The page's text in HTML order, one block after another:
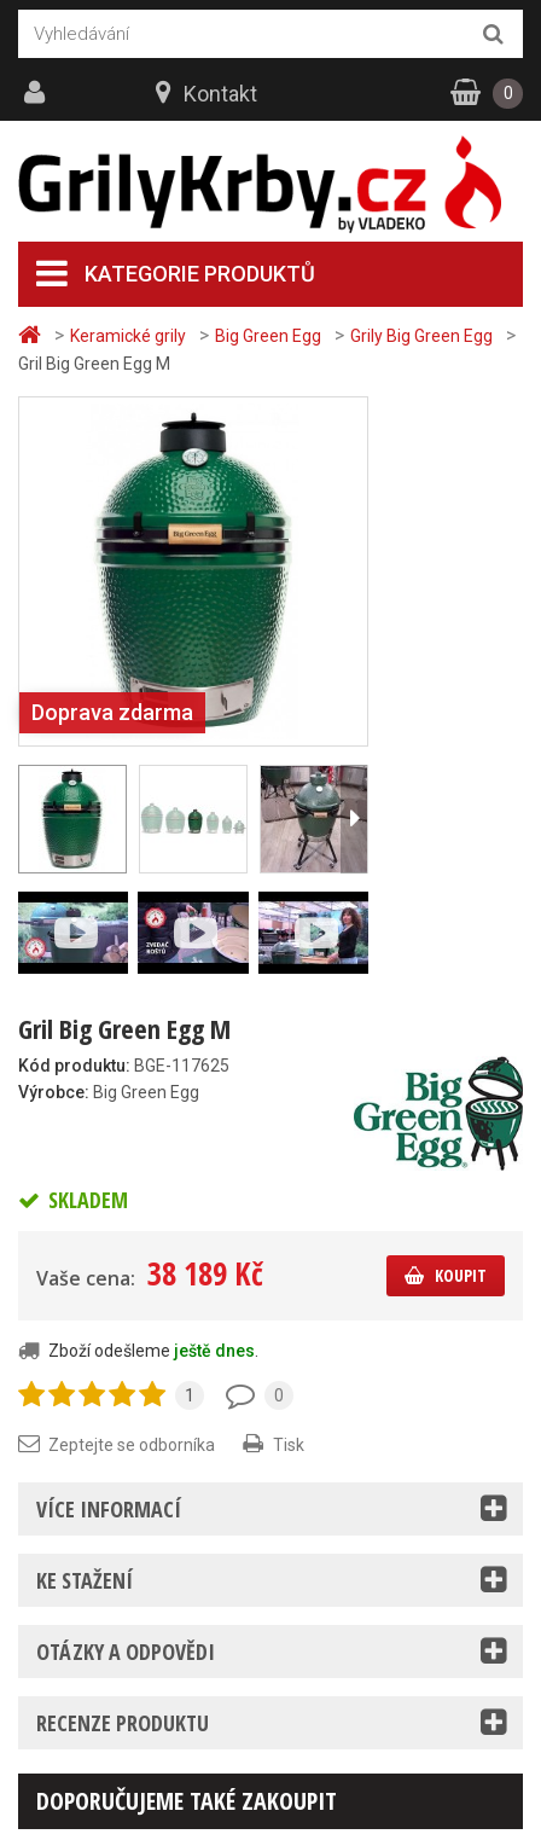
> Keramické grily > Big Green Egg > Grily Big Green Egg >
Gril Big Green Egg M
Doprava zdarma
Gril Big Green Egg M
Kód produktu: BGE-117625
Výrobce: Big Green Egg
SKLADEM
Vaše cena: 38 189 Kč KOUPIT
Zboží odešleme ještě dnes
1 0
Zeptejte se odborníka Tisk
VÍCE INFORMACÍ
KE STAŽENÍ
OTÁZKY A ODPOVĚDI
RECENZE PRODUKTU
DOPORUČUJEME TAKÉ ZAKOUPIT
KATEGORIE PRODUKTŮ
Kontakt 0